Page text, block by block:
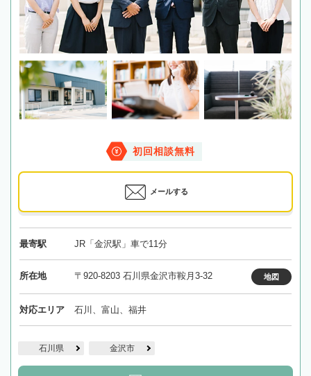
初回相談無料
メールする
最寄駅 JR「金沢駅」車で11分
所在地 〒920-8203 石川県金沢市鞍月3-32 地図
対応エリア 石川、富山、福井
石川県 金沢市